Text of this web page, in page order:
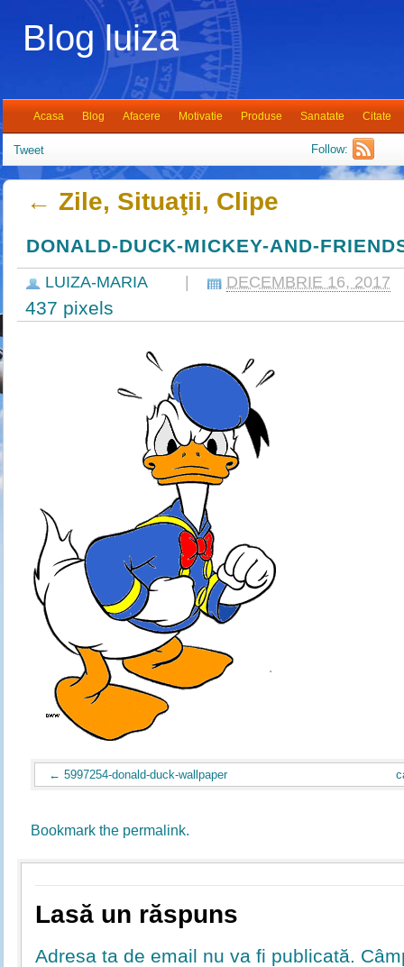
Blog luiza
Acasa Blog Afacere Motivatie Produse Sanatate Citate
Tweet Follow:
← Zile, Situaţii, Clipe
DONALD-DUCK-MICKEY-AND-
LUIZA-MARIA DECEMBRIE 16, 2017
437 pixels
5997254-donald-duck-wallpaper
Bookmark the permalink.
Lasă un răspuns
Adresa ta de email nu va fi publicată.